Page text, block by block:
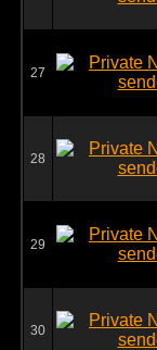
27
28
29
30